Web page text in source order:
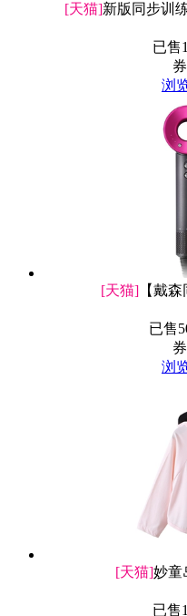
[天猫]新版同步训
已售
浏
[天猫] 【戴
已售
浏
[天猫]妙童
已售